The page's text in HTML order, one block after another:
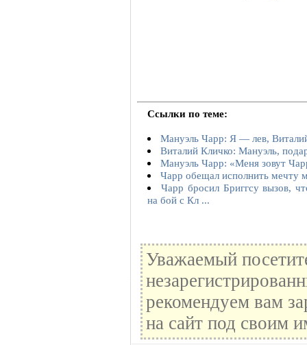
Ссылки по теме:
Мануэль Чарр: Я — лев,
Виталий Кличко: Мануэль,
Мануэль Чарр: «Меня зовут
Чарр обещал исполнить мечту
Чарр бросил Бриггсу вызов,
на бой с Кл ...
Уважаемый
рекомендуем вам
на сайт под своим